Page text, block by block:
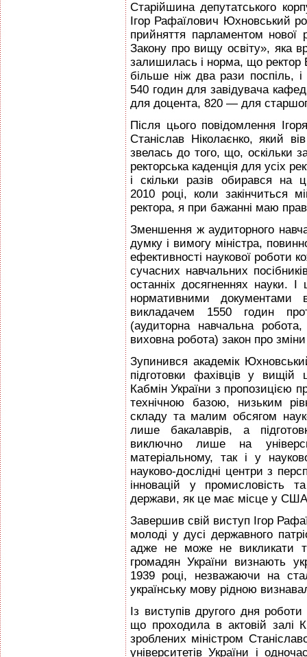
Старійшина депутатського
Ігор Рафаїлович Юхновський
прийняття парламентом нової
Закону про вищу освіту», яка
залишилась і норма, що
більше ніж два рази поспіль,
540 годин для завідувача
для доцента, 820 — для
Після цього повідомлення
Станіслав Ніколаєнко, який
звелась до того, що, оскільки
ректорська каденція для усіх
і скільки разів обирався
2010 році, коли закінчиться
ректора, я при бажанні маю
Зменшення ж аудиторного
думку і вимогу міністра,
ефективності наукової роботи
сучасних навчальних
останніх досягненнях науки.
нормативними документами
викладачем 1550 годин
(аудиторна навчальна
виховна робота) закон про
Зупинився академік
підготовки фахівців у
Кабмін України з пропозицією
технічною базою, низьким
складу та малим обсягом
лише бакалаврів, а
виключно лише на
матеріальному, так і у
науково-дослідні центри з
інновацій у промисловість
держави, як це має місце у США
Завершив свій виступ Ігор
молоді у дусі державного
адже не може не викликати
громадян України визнають
1939 році, незважаючи на
українську мову рідною
Із виступів другого дня
що проходила в актовій
зроблених міністром
університетів України і